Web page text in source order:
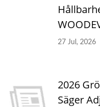
27 Jul, 2026
2026
Säger